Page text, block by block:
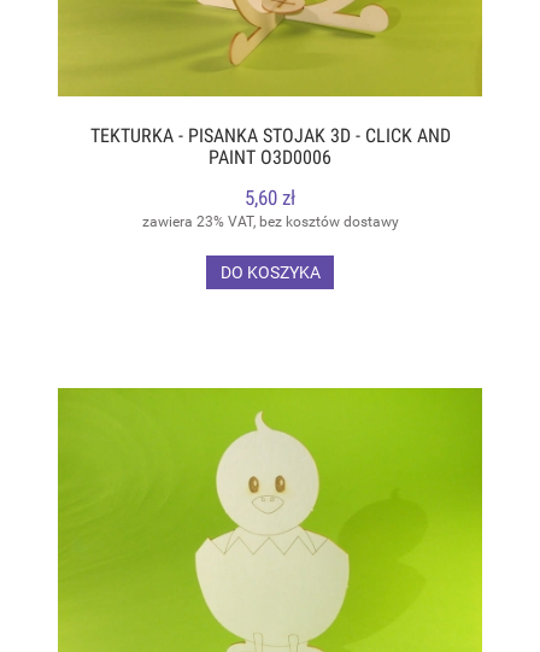
TEKTURKA - PISANKA STOJAK 3D - CLICK AND
PAINT O3D0006
5,60 zł
zawiera 23% VAT, bez kosztów dostawy
DO KOSZYKA